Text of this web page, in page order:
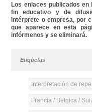
Los enlaces publicados
fin educativo y de
intérprete o empresa, por
que aparece en esta
infórmenos y se eliminará.
Etiquetas
Interpretación de
Francia / Belgica /